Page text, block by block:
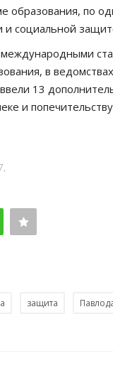
образования, по
и социальной
международными
в
13
и
защита